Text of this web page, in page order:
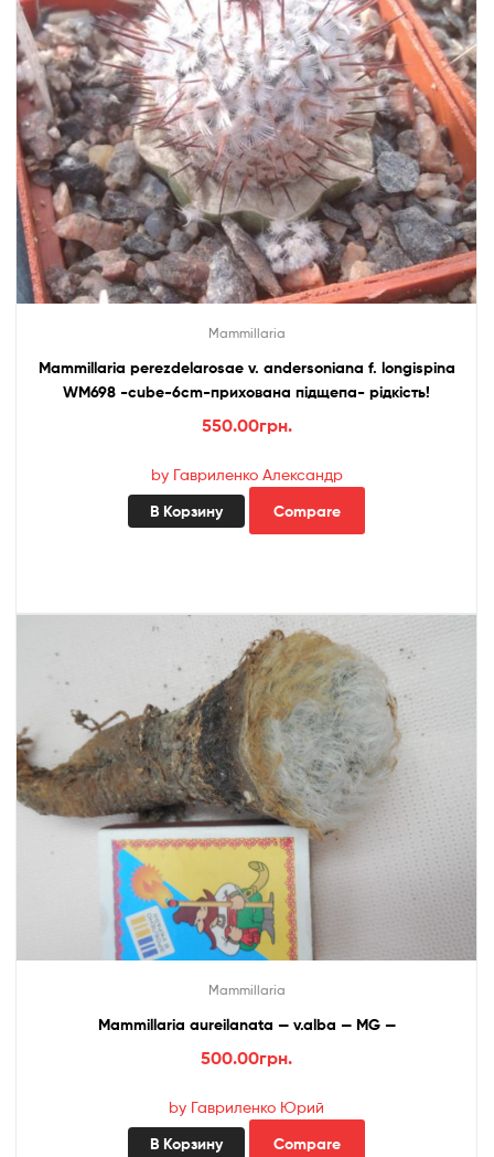
Mammillaria
Mammillaria perezdelarosae v. andersoniana f. longispina
WM698 -cube-6cm-прихована підщепа- рідкість!
550.00грн.
by Гавриленко Александр
В Корзину Compare
Mammillaria
Mammillaria aureilanata — v.alba — MG —
500.00грн.
by Гавриленко Юрий
В Корзину Compare